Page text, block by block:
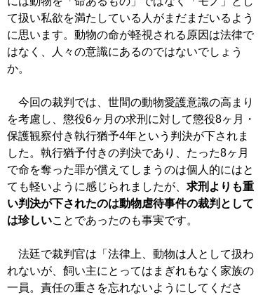
て扱い私欲を満たしている人がまだまだいるよう
に思います。動物の命が軽視される原因は法律で
はなく、人々の意識にあるのではないでしょう
か。
今回の裁判では、世間の動物愛護意識の高まり
を考慮し、懲役6ヶ月の求刑に対して懲役8ヶ月・
保護観察付き執行猶予4年という判決が下されま
した。執行猶予付きの判決であり、たった8ヶ月
で命を奪った罪が償えてしまうのは個人的にはと
ても軽いように感じられましたが、 求刑よりも重
い判決が下されたのは動物虐待事件の裁判として
は珍しいことであったのも事実です。
法廷で裁判官は「法律上、動物は人として扱わ
れないが、飼い主にとってはまぎれもなく家族の
一員。責任の重さを忘れないようにしてくださ